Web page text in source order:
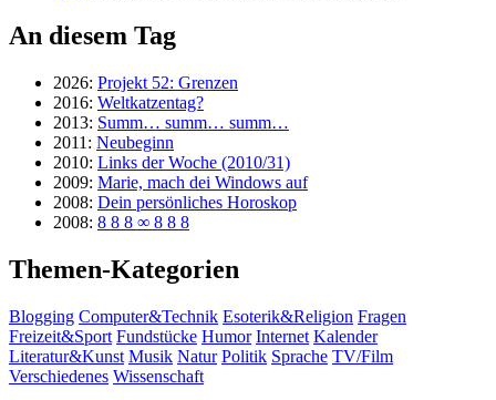
An diesem Tag
2026: Projekt 52: Grenzen
2016: Weltkatzentag?
2013: Summ… summ… summ…
2011: Neubeginn
2010: Links der Woche (2010/31)
2009: Marie, mach dei Windows auf
2008: Dein persönliches Horoskop
2008: 8 8 8 ∞ 8 8 8
Themen-Kategorien
Blogging Computer&Technik Esoterik&Religion Fragen
Freizeit&Sport Fundstücke Humor Internet Kalender
Literatur&Kunst Musik Natur Politik Sprache TV/Film
Verschiedenes Wissenschaft